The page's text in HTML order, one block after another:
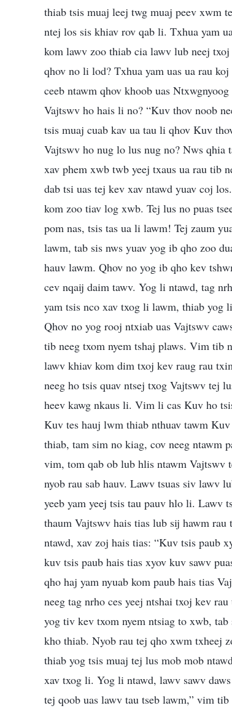
thiab tsis muaj leej twg muaj peev xwm
ntej los sis khiav rov qab li. Txhua yam
kom lawv zoo thiab cia lawv lub neej
qhov no li lod? Txhua yam uas ua rau
ceeb ntawm qhov khoob uas
Vajtswv ho hais li no? “Kuv thov noob
tsis muaj cuab kav ua tau li qhov Kuv
Vajtswv ho nug lo lus nug no? Nws qhia
xav phem xwb twb yeej txaus ua rau tib
dab tsi uas tej kev xav ntawd yuav coj
kom zoo tiav log xwb. Tej lus no puas
pom nas, tsis tas ua li lawm! Tej zaum
lawm, tab sis nws yuav yog ib qho zoo
hauv lawm. Qhov no yog ib qho kev
cev nqaij daim tawv. Yog li ntawd, tag
yam tsis nco xav txog li lawm, thiab yog
Qhov no yog rooj ntxiab uas Vajtswv
tib neeg txom nyem tshaj plaws. Vim tib
lawv khiav kom dim txoj kev raug rau
neeg ho tsis quav ntsej txog Vajtswv tej
heev kawg nkaus li. Vim li cas Kuv ho
Kuv tes hauj lwm thiab nthuav tawm
thiab, tam sim no kiag, cov neeg ntawm
vim, tom qab ob lub hlis ntawm Vajtswv
nyob rau sab hauv. Lawv tsuas siv lawv
yeeb yam yeej tsis tau pauv hlo li. Lawv
thaum Vajtswv hais tias lub sij hawm
ntawd, xav zoj hais tias: “Kuv tsis paub
kuv tsis paub hais tias xyov kuv sawv
qho haj yam nyuab kom paub hais tias
neeg tag nrho ces yeej ntshai txoj kev
yog tiv kev txom nyem ntsiag to xwb,
kho thiab. Nyob rau tej qho xwm txheej
thiab yog tsis muaj tej lus mob mob
xav txog li. Yog li ntawd, lawv sawv
tej qoob uas lawv tau tseb lawm,” vim